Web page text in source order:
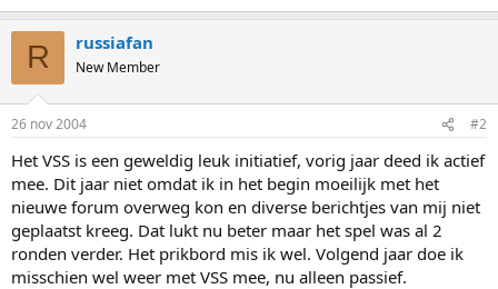
R russiafan
New Member
26 nov 2004 #2
Het VSS is een geweldig leuk initiatief, vorig jaar deed ik actief
mee. Dit jaar niet omdat ik in het begin moeilijk met het
nieuwe forum overweg kon en diverse berichtjes van mij niet
geplaatst kreeg. Dat lukt nu beter maar het spel was al 2
ronden verder. Het prikbord mis ik wel. Volgend jaar doe ik
misschien wel weer met VSS mee, nu alleen passief.